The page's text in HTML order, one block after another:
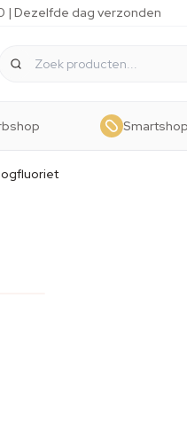
| Dezelfde dag verzonden
Smartshop